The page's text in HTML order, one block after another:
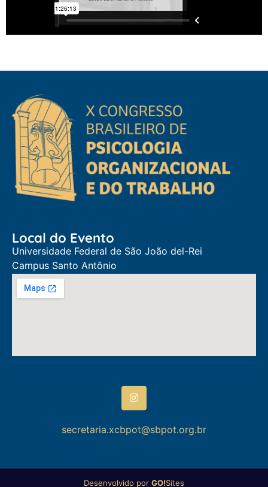
Local do Evento
Universidade Federal de São João del-Rei
Campus Santo Antônio
secretaria.xcbpot@sbpot.org.br
Desenvolvido por GO!Sites